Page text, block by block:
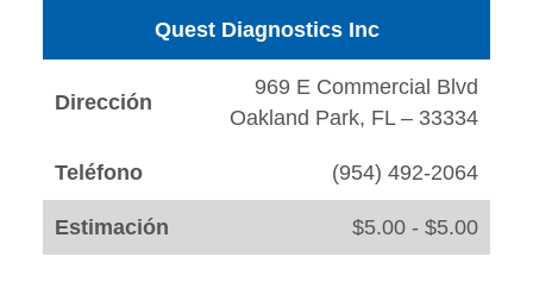
Quest Diagnostics Inc
Dirección
969 E Commercial Blvd
Oakland Park, FL – 33334
Teléfono (954) 492-2064
Estimación $5.00 - $5.00